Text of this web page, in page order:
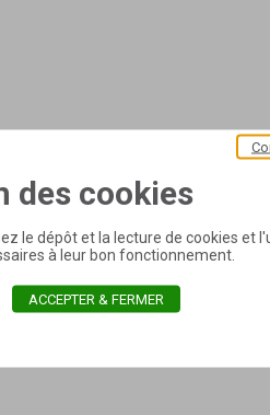
des cookies
le dépôt et la lecture de cookies et
à leur bon fonctionnement.
ACCEPTER & FERMER